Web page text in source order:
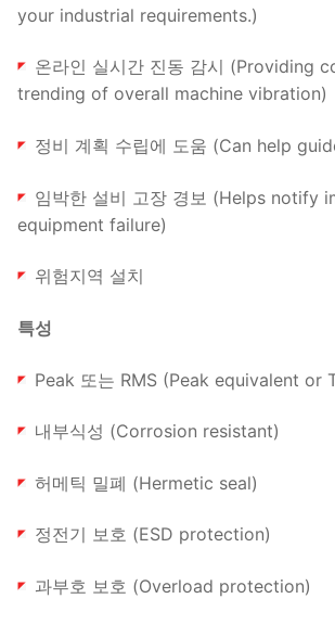
your industrial requirements.)
온라인 실시간 진동 감시 (Providing
trending of overall machine vibration)
정비 계획 수립에 도움 (Can help
임박한 설비 고장 경보 (Helps notify
equipment failure)
위험지역 설치
특성
Peak 또는 RMS (Peak equivalent or
내부식성 (Corrosion resistant)
허메틱 밀폐 (Hermetic seal)
정전기 보호 (ESD protection)
과부호 보호 (Overload protection)